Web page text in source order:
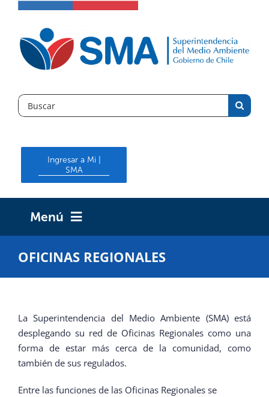
content
Search
for:
Ingresar a Mi |
SMA
Menú
OFICINAS REGIONALES
DOCUMENTOS
OFICINAS REGIONALES
La Superintendencia del Medio Ambiente (SMA) está
desplegando su red de Oficinas Regionales como una
forma de estar más cerca de la comunidad, como
también de sus regulados.
Entre las funciones de las Oficinas Regionales se